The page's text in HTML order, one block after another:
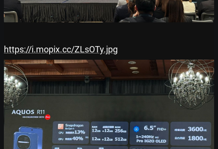
https://i.mopix.cc/ZLsOTy.jpg